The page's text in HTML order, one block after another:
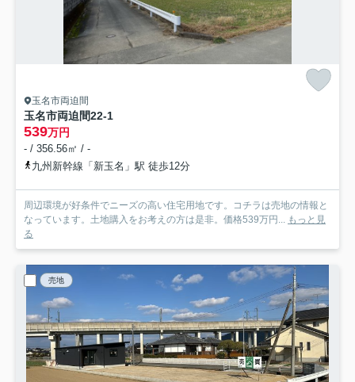
玉名市両迫間
玉名市両迫間22-1
539万円
- / 356.56㎡ / -
九州新幹線「新玉名」駅 徒歩12分
周辺環境が好条件でニーズの高い住宅用地です。コチラは売地の情報と
なっています。土地購入をお考えの方は是非。価格539万円... もっと見
る
売地